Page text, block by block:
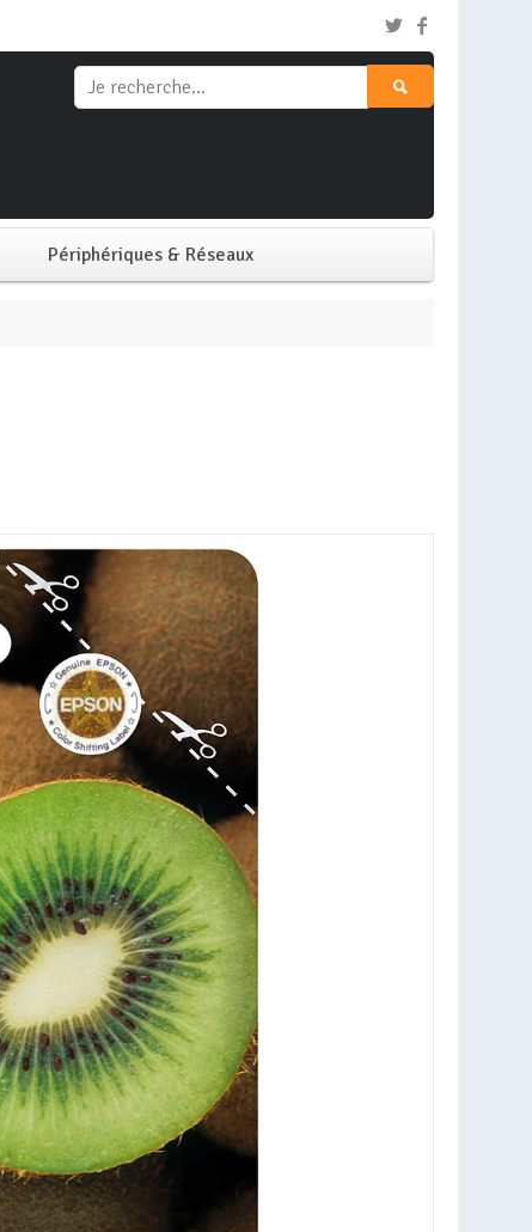
Périphériques & Réseaux